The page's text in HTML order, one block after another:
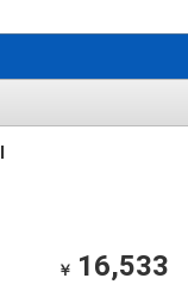
￥ 16,533